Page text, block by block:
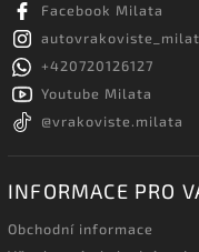
Facebook Milata
+420720126127
Youtube Milata
@vrakoviste.milata
INFORMACE PRO
Obchodní informace